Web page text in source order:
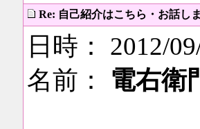
Re: 自己紹介はこちら・お話し
日時： 2012/
名前： 電右衛